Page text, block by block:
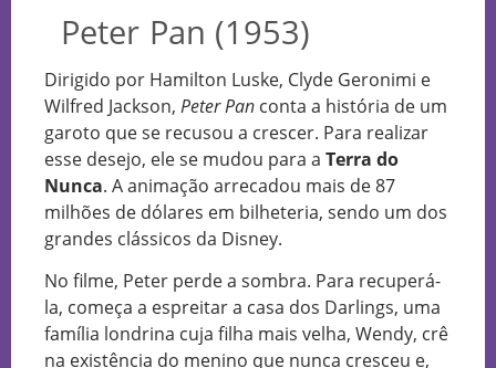
Peter Pan (1953)
Dirigido por Hamilton Luske, Clyde Geronimi e
Wilfred Jackson, Peter Pan conta a história de um
garoto que se recusou a crescer. Para realizar
esse desejo, ele se mudou para a Terra do
Nunca. A animação arrecadou mais de 87
milhões de dólares em bilheteria, sendo um dos
grandes clássicos da Disney.
No filme, Peter perde a sombra. Para recuperá-
la, começa a espreitar a casa dos Darlings, uma
família londrina cuja filha mais velha, Wendy, crê
na existência do menino que nunca cresceu e,